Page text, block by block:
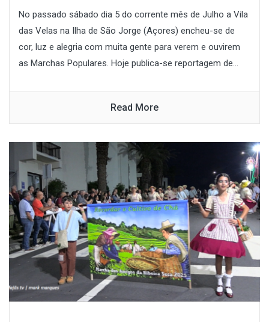
No passado sábado dia 5 do corrente mês de Julho a Vila
das Velas na Ilha de São Jorge (Açores) encheu-se de
cor, luz e alegria com muita gente para verem e ouvirem
as Marchas Populares. Hoje publica-se reportagem de...
Read More